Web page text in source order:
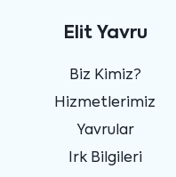
Elit Yavru
Biz Kimiz?
Hizmetlerimiz
Yavrular
Irk Bilgileri